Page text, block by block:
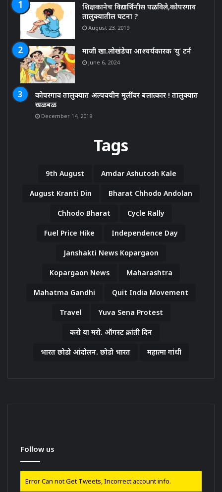
शिक्षकानेच विद्यार्थिनीस पळविले,कोपरगाव
तालुक्यातील घटना ?
August 23, 2019
माजी खा.लोखंडेचा आश्चर्यकारक ‘यु’ टर्न
June 6, 2024
कोपरगाव तालुक्यात अल्पवयीन मुलींवर बलात्कार ! तालुक्यात
खळबळ
December 14, 2019
Tags
9th August Amdar Ashutosh Kale
August Kranti Din Bharat Chhodo Andolan
Chhodo Bharat Cycle Rally
Fuel Price Hike Independence Day
Janshakti News Kopargaon
Kopargaon News Maharashtra
Mahatma Gandhi Quit India Movement
Travel Yuva Sena Protest
करो या मरो. ऑगस्ट क्रांती दिन
भारत छोडो आंदोलन. छोडो भारत महात्मा गांधी
Follow us
Error Can not Get Tweets, Incorrect account info.